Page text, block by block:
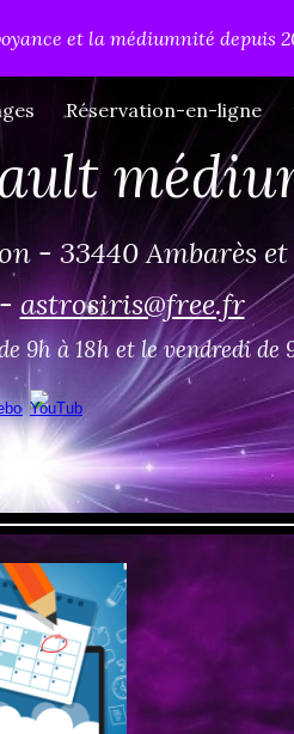
Skip to
et la médiumnité depuis
Réservation-en-ligne
- 33440 Ambarès
-astrosiris@free.fr
9h à 18h et le vendredi de